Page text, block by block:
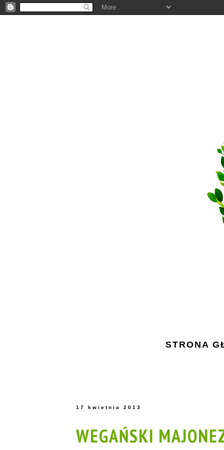
STRONA
17 kwietnia 2013
WEGAŃSKI